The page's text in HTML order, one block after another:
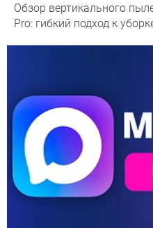
Обзор вертикального
Pro: гибкий подход к